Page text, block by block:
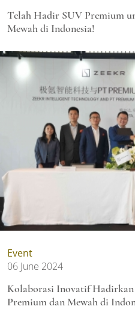
Telah Hadir SUV Premium
Mewah di Indonesia!
Event
06 June 2024
Kolaborasi Inovatif
Premium dan Mewah di